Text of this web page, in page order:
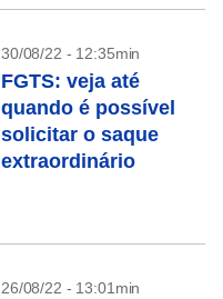
30/08/22 - 12:35min
FGTS: veja até
quando é possível
solicitar o saque
extraordinário
26/08/22 - 13:01min